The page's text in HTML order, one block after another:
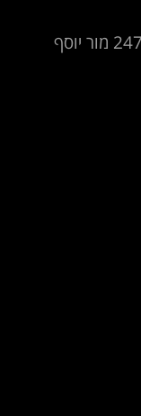
'תובענה ייצוגית'- ת"צ 24765-02-22 מור יוסף